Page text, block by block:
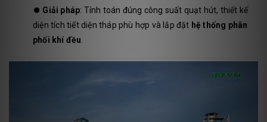
⏺️ Giải pháp: Tính toán đúng công suất quạt hút, thiết kế
diện tích tiết diện tháp phù hợp và lắp đặt hệ thống phân
phối khí đều.